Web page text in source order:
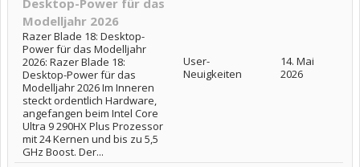
Desktop-Power für das
Modelljahr 2026
Razer Blade 18: Desktop-
Power für das Modelljahr
2026: Razer Blade 18:
Desktop-Power für das
Modelljahr 2026 Im Inneren
steckt ordentlich Hardware,
angefangen beim Intel Core
Ultra 9 290HX Plus Prozessor
mit 24 Kernen und bis zu 5,5
GHz Boost. Der...
User-
Neuigkeiten
14. Mai
2026